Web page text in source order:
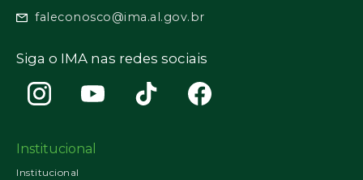
faleconosco@ima.al.gov.br
Siga o IMA nas redes sociais
Institucional
Institucional